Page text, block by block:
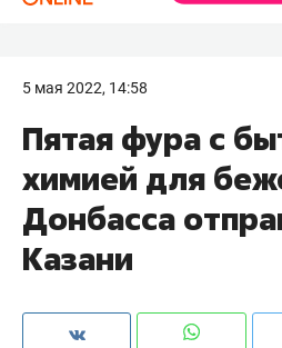
5 мая 2022, 14:58
Пятая фура с
химией для
Донбасса
Казани